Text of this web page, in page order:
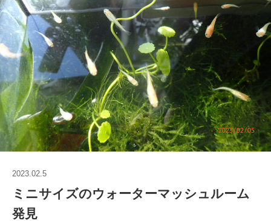
2023.02.5
ミニサイズのウォーターマッシュルーム
発見